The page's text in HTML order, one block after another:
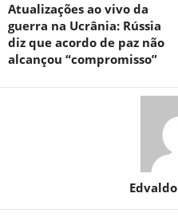
Atualizações ao vivo da
guerra na Ucrânia: Rússia
diz que acordo de paz não
alcançou “compromisso”